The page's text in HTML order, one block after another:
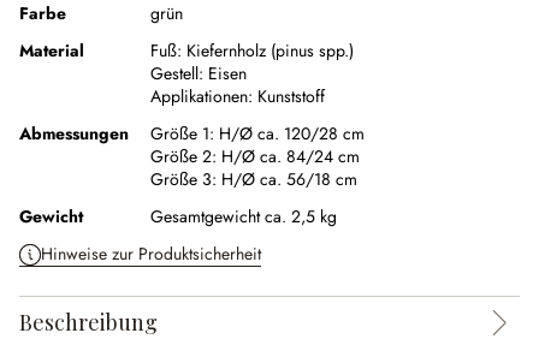
Farbe
grün
Material
Fuß: Kiefernholz (pinus spp.)
Gestell: Eisen
Applikationen: Kunststoff
Abmessungen
Größe 1: H/Ø ca. 120/28 cm
Größe 2: H/Ø ca. 84/24 cm
Größe 3: H/Ø ca. 56/18 cm
Gewicht
Gesamtgewicht ca. 2,5 kg
Hinweise zur Produktsicherheit
Beschreibung